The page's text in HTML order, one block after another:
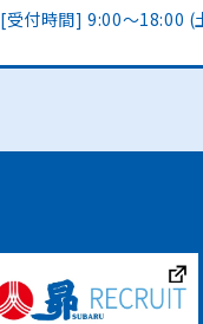
[受付時間] 9:00〜18:00 (